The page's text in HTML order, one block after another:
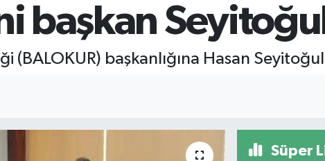
BİST100 13.779 %-14
başkan
(BALOKUR) başkanlığına Hasan
Süper